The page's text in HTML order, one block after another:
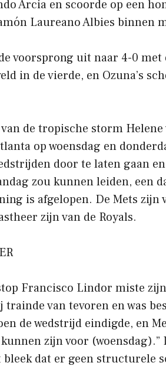
Arcia en scoorde op een
Laureano Albies binnen
voorsprong uit naar 4-0 met
in de vierde, en Ozuna’s
de tropische storm
op woensdag en
door te laten gaan
zou kunnen leiden, een
is afgelopen. De Mets zijn
zijn van de Royals.
Francisco Lindor miste
van tevoren en was
de wedstrijd eindigde, en
zijn voor
dat er geen structurele